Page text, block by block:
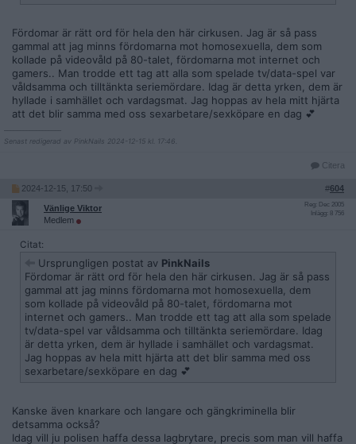
Fördomar är rätt ord för hela den här cirkusen. Jag är så pass
gammal att jag minns fördomarna mot homosexuella, dem som
kollade på videovåld på 80-talet, fördomarna mot internet och
gamers.. Man trodde ett tag att alla som spelade tv/data-spel var
våldsamma och tilltänkta seriemördare. Idag är detta yrken, dem är
hyllade i samhället och vardagsmat. Jag hoppas av hela mitt hjärta
att det blir samma med oss sexarbetare/sexköpare en dag 💕
Senast redigerad av PinkNails 2024-12-15 kl. 17:46.
Citera
2024-12-15, 17:50 #604
Vänlige Viktor
Medlem
Reg: Dec 2005
Inlägg: 8 756
Citat:
Ursprungligen postat av PinkNails
Fördomar är rätt ord för hela den här cirkusen. Jag är så pass
gammal att jag minns fördomarna mot homosexuella, dem
som kollade på videovåld på 80-talet, fördomarna mot
internet och gamers.. Man trodde ett tag att alla som spelade
tv/data-spel var våldsamma och tilltänkta seriemördare. Idag
är detta yrken, dem är hyllade i samhället och vardagsmat.
Jag hoppas av hela mitt hjärta att det blir samma med oss
sexarbetare/sexköpare en dag 💕
Kanske även knarkare och langare och gängkriminella blir
detsamma också?
Idag vill ju polisen haffa dessa lagbrytare, precis som man vill haffa